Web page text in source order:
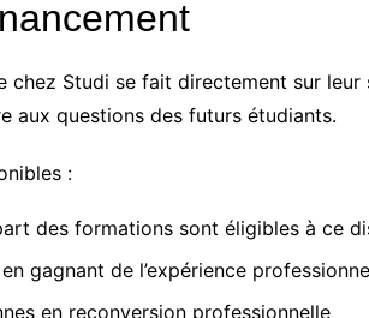
chez Studi se fait directement sur
aux questions des futurs étudiants.
:
des formations sont éligibles à ce
gagnant de l’expérience
en reconversion professionnelle